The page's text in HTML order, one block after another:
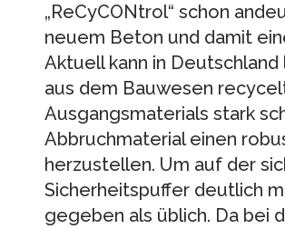
„ReCyCONtrol“ schon
neuem Beton und damit
Aktuell kann in
aus dem Bauwesen
Ausgangsmaterials stark
Abbruchmaterial einen
herzustellen. Um auf der
Sicherheitspuffer deutlich
gegeben als üblich. Da bei